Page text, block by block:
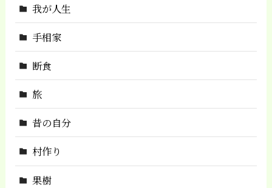
我が人生
手相家
断食
旅
昔の自分
村作り
果樹